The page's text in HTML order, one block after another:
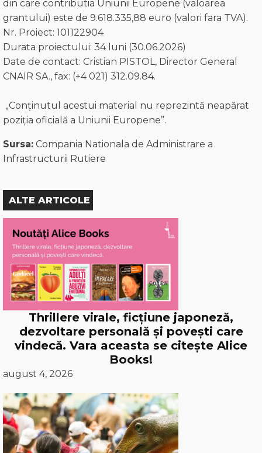
din care contributia Uniunii Europene (valoarea
grantului) este de 9.618.335,88 euro (valori fara TVA).
Nr. Proiect: 101122904
Durata proiectului: 34 luni (30.06.2026)
Date de contact: Cristian PISTOL, Director General
CNAIR SA., fax: (+4 021) 312.09.84.
„Conținutul acestui material nu reprezintă neapărat
poziția oficială a Uniunii Europene”.
Sursa: Compania Nationala de Administrare a
Infrastructurii Rutiere
ALTE ARTICOLE
Thrillere virale, ficțiune japoneză,
dezvoltare personală și povești care
vindecă. Vara aceasta se citește Alice
Books!
august 4, 2026